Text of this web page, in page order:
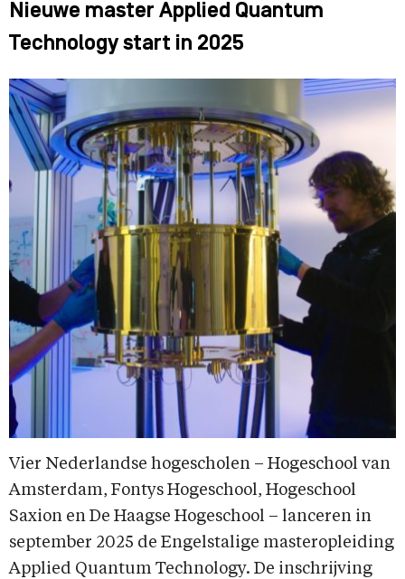
Nieuwe master Applied Quantum
Technology start in 2025
Vier Nederlandse hogescholen – Hogeschool van
Amsterdam, Fontys Hogeschool, Hogeschool
Saxion en De Haagse Hogeschool – lanceren in
september 2025 de Engelstalige masteropleiding
Applied Quantum Technology. De inschrijving